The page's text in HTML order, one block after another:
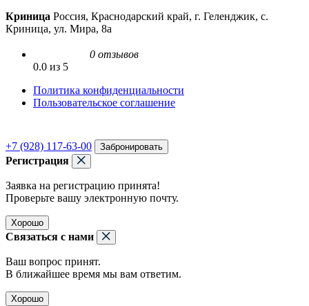
Криница Россия, Краснодарский край, г. Геленджик, с.
Криница, ул. Мира, 8а
0 отзывов
0.0 из 5
Политика конфиденциальности
Пользовательское соглашение
+7 (928) 117-63-00 Забронировать
Регистрация
Заявка на регистрацию принята!
Проверьте вашу электронную почту.
Хорошо
Связаться с нами
Ваш вопрос принят.
В ближайшее время мы вам ответим.
Хорошо